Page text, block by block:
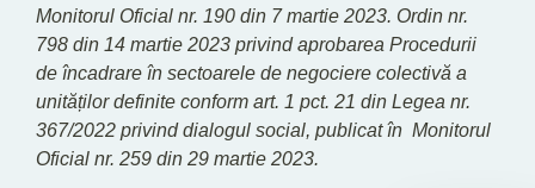
Monitorul Oficial nr. 190 din 7 martie 2023. Ordin nr.
798 din 14 martie 2023 privind aprobarea Procedurii
de încadrare în sectoarele de negociere colectivă a
unităților definite conform art. 1 pct. 21 din Legea nr.
367/2022 privind dialogul social, publicat în Monitorul
Oficial nr. 259 din 29 martie 2023.